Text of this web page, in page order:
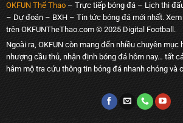
OKFUN Thể Thao– Trực tiếp bóng đá – Lịch thi
– Dự đoán – BXH – Tin tức bóng đá mới nhất.
trên OKFUNTheThao.com © 2025 Digital Football.
Ngoài ra, OKFUN còn mang đến nhiều chuyên mục
nhượng cầu thủ, nhận định bóng đá hôm nay… tất
hâm mộ tra cứu thông tin bóng đá nhanh chóng và